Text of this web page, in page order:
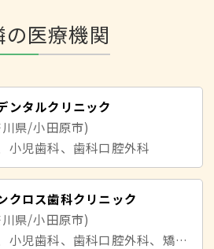
の医療機関
ンタルクリニック
県/小田原市)
小児歯科、歯科口腔外科
クロス歯科クリニック
県/小田原市)
歯科、小児歯科、歯科口腔外科、矯正歯科